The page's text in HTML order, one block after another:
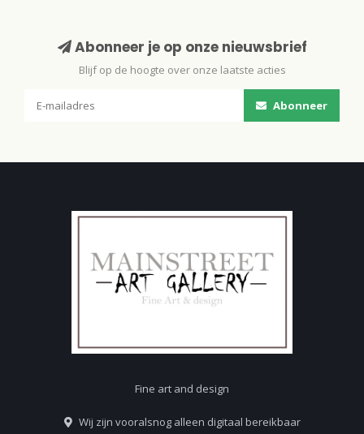
Abonneer je op onze nieuwsbrief
Blijf op de hoogte over onze laatste acties
Abonneer
Fine art and design
Wij zijn vooralsnog alleen digitaal bereikbaar